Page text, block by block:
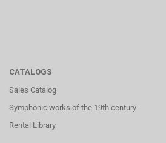
CATALOGS
Sales Catalog
Symphonic works of the 19th century
Rental Library